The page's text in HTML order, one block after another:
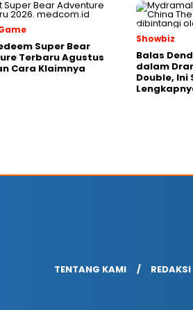
Super Bear
Terbaru Agustus
Cara Klaimnya
Showbiz
Balas
dalam
Double, Ini
TENTANG KAMI REDAKSI